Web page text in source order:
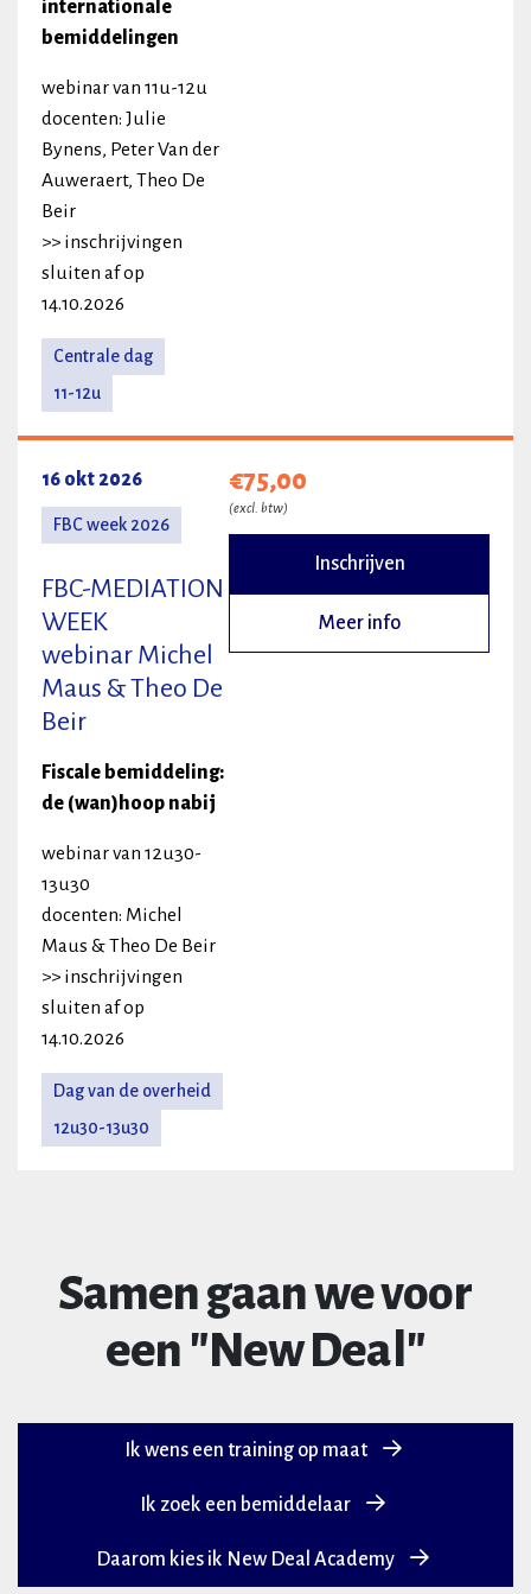
internationale
bemiddelingen
webinar van 11u-12u
docenten: Julie
Bynens, Peter Van der
Auweraert, Theo De
Beir
>> inschrijvingen
sluiten af op
14.10.2026
Centrale dag
11-12u
16 okt 2026
FBC week 2026
FBC-MEDIATION
WEEK
webinar Michel
Maus & Theo De
Beir
Fiscale bemiddeling:
de (wan)hoop nabij
webinar van 12u30-
13u30
docenten: Michel
Maus & Theo De Beir
>> inschrijvingen
sluiten af op
14.10.2026
Dag van de overheid
12u30-13u30
€75,00
(excl. btw)
Inschrijven
Meer info
Samen gaan we voor
een "New Deal"
Ik wens een training op maat
Ik zoek een bemiddelaar
Daarom kies ik New Deal Academy